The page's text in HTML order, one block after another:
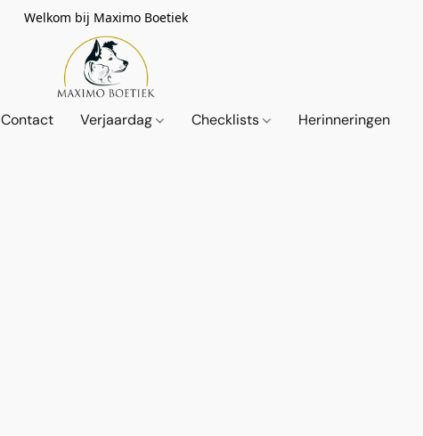
Welkom bij Maximo Boetiek
Contact Verjaardag Checklists Herinneringen